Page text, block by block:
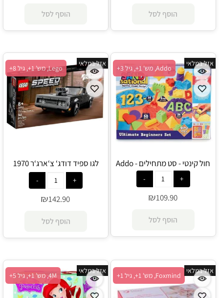
הוסף לסל הוסף לסל
Addo, מש' 1+, גיל 3+
אזל במלאי
חול קינטי - סט מתחילים - Addo
₪109.90
הוסף לסל
Lego, מש' 1+, גיל 8+
אזל במלאי
לגו ספיד דודג‘ צ‘ארג‘ר 1970
76912 - Lego
₪142.90
הוסף לסל
Foxmind, מש' 1+, גיל 1+
אזל במלאי
4M, מש' 1+, גיל 5+
אזל במלאי